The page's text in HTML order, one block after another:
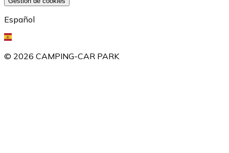
Español
© 2026 CAMPING-CAR PARK